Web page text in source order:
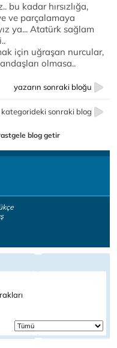
kadar hırsızlığa,
ve parçalamaya
ya... Atatürk sağlam
için uğraşan nurcular,
olmasa..
yazarın sonraki bloğu
kategorideki sonraki blog
blog getir